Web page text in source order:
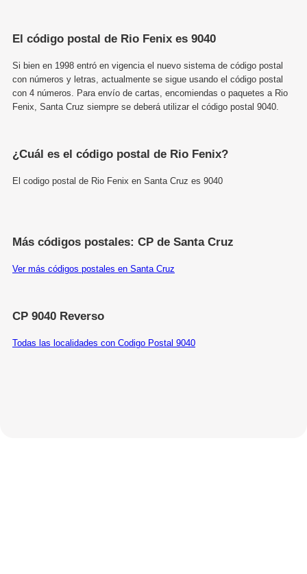
El código postal de Rio Fenix es 9040
Si bien en 1998 entró en vigencia el nuevo sistema de código postal
con números y letras, actualmente se sigue usando el código postal
con 4 números. Para envío de cartas, encomiendas o paquetes a Rio
Fenix, Santa Cruz siempre se deberá utilizar el código postal 9040.
¿Cuál es el código postal de Rio Fenix?
El codigo postal de Rio Fenix en Santa Cruz es 9040
Más códigos postales: CP de Santa Cruz
Ver más códigos postales en Santa Cruz
CP 9040 Reverso
Todas las localidades con Codigo Postal 9040